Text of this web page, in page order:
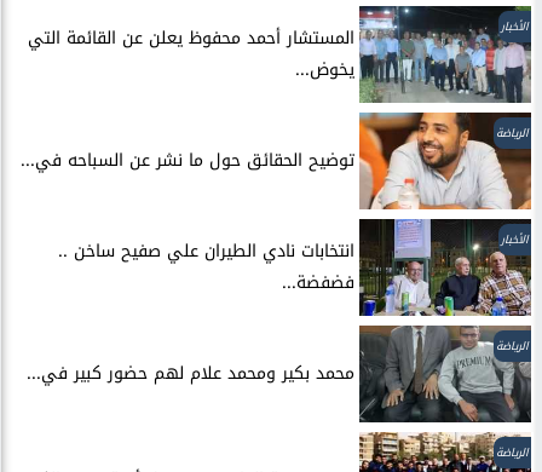
الأخبار
المستشار أحمد محفوظ يعلن عن القائمة التي
يخوض...
الرياضة
توضيح الحقائق حول ما نشر عن السباحه في...
الأخبار
انتخابات نادي الطيران علي صفيح ساخن ..
فضفضة...
الرياضة
محمد بكير ومحمد علام لهم حضور كبير في...
الرياضة